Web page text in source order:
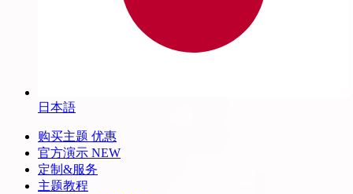
日本語
购买主题 优惠
官方演示 NEW
定制&服务
主题教程